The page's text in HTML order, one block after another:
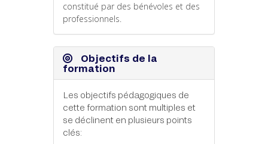
constitué par des bénévoles et des
professionnels.
Objectifs de la
formation
Les objectifs pédagogiques de
cette formation sont multiples et
se déclinent en plusieurs points
clés: